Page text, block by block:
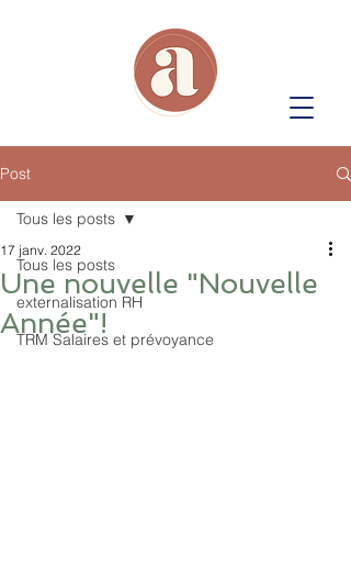
Post
Tous les posts
externalisation RH
TRM Salaires et prévoyance
Tous les posts
Une nouvelle "Nouvelle
Année"!
17 janv. 2022